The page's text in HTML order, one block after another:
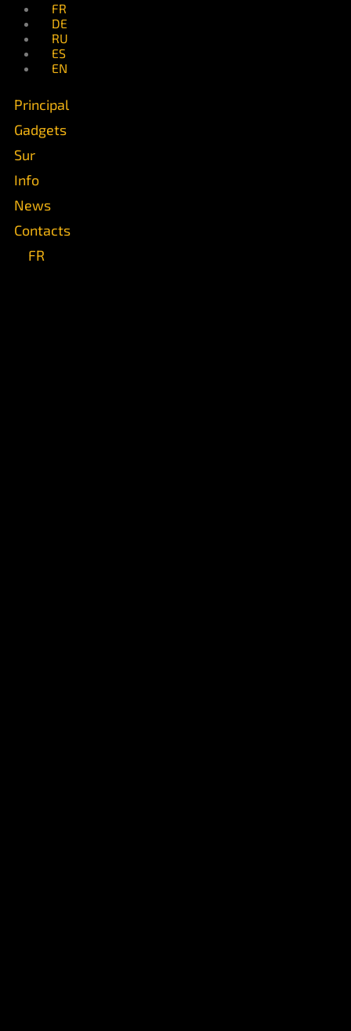
FR
DE
RU
ES
EN
Principal
Gadgets
Sur
Info
News
Contacts
FR